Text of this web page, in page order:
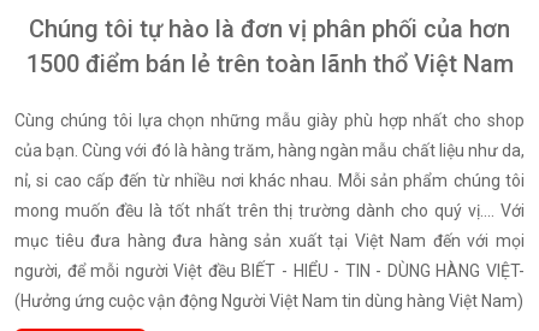
Chúng tôi tự hào là đơn vị phân phối của hơn
1500 điểm bán lẻ trên toàn lãnh thổ Việt Nam
Cùng chúng tôi lựa chọn những mẫu giày phù hợp nhất cho shop
của bạn. Cùng với đó là hàng trăm, hàng ngàn mẫu chất liệu như da,
nỉ, si cao cấp đến từ nhiều nơi khác nhau. Mỗi sản phẩm chúng tôi
mong muốn đều là tốt nhất trên thị trường dành cho quý vị.... Với
mục tiêu đưa hàng đưa hàng sản xuất tại Việt Nam đến với mọi
người, để mỗi người Việt đều BIẾT - HIỂU - TIN - DÙNG HÀNG VIỆT-
(Hưởng ứng cuộc vận động Người Việt Nam tin dùng hàng Việt Nam)